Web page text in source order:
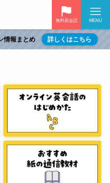
無料英会話 MENU
情報まとめ 詳しくはこちら